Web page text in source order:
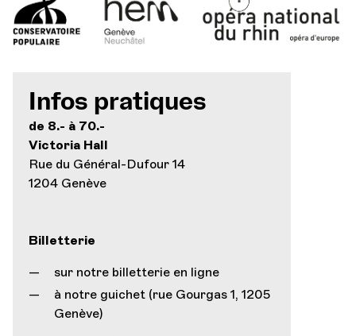
Infos pratiques
de 8.- à 70.-
Victoria Hall
Rue du Général-Dufour 14
1204 Genève
Billetterie
sur notre billetterie en ligne
à notre guichet (rue Gourgas 1, 1205
Genève)